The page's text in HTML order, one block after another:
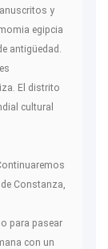
y
egipcia
antigüedad.
El distrito
cultural
Constanza,
para pasear
con un